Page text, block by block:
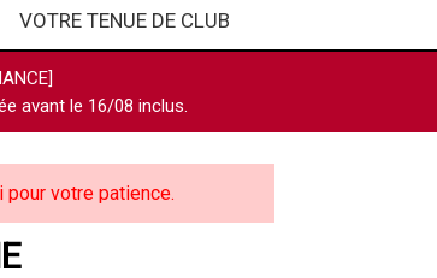
VOTRE TENUE DE CLUB
avant le 16/08 inclus.
pour votre patience.